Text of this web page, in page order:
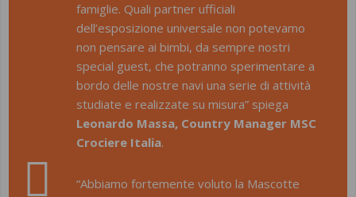
famiglie. Quali partner ufficiali
dell’esposizione universale non potevamo
non pensare ai bimbi, da sempre nostri
special guest, che potranno sperimentare a
bordo delle nostre navi una serie di attività
studiate e realizzate su misura” spiega
Leonardo Massa, Country Manager MSC
Crociere Italia.
“Abbiamo fortemente voluto la Mascotte